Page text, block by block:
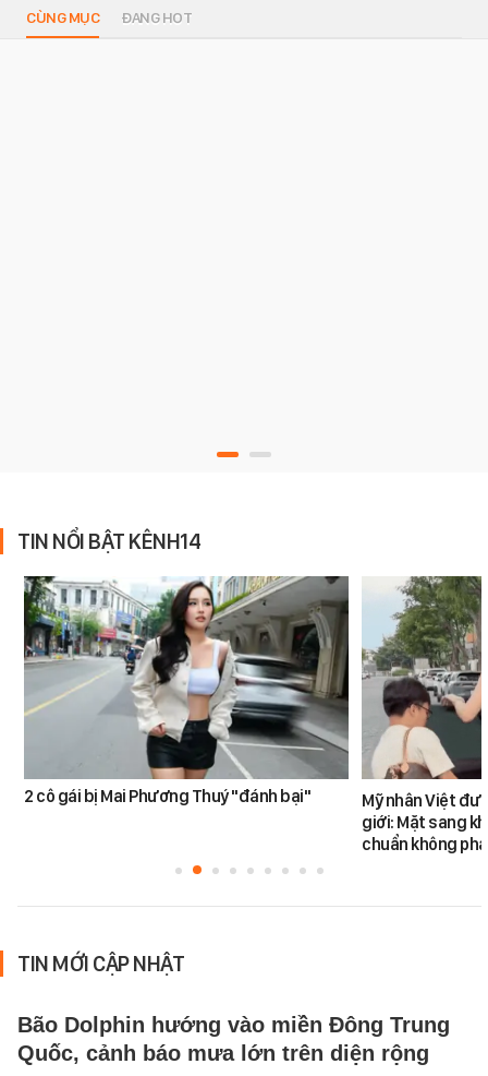
CÙNG MỤC ĐANG HOT
TIN NỔI BẬT KÊNH14
2 cô gái bị Mai Phương Thuý "đánh bại"
Mỹ nhân Việt
giới: Mặt sang
chuẩn không
TIN MỚI CẬP NHẬT
Bão Dolphin hướng vào miền Đông Trung
Quốc, cảnh báo mưa lớn trên diện rộng